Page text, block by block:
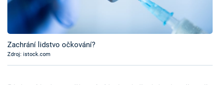
Sledujte prima+
Přihlášení
Zachrání lidstvo očkování?
Zdroj: istock.com